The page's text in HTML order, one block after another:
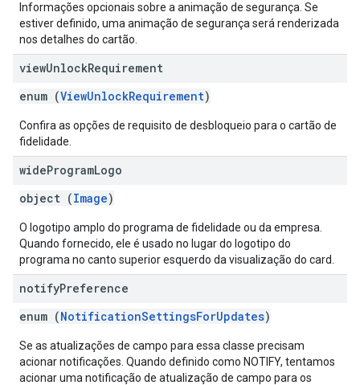
Informações opcionais sobre a animação de segurança. Se
estiver definido, uma animação de segurança será renderizada
nos detalhes do cartão.
viewUnlockRequirement
enum (ViewUnlockRequirement)
Confira as opções de requisito de desbloqueio para o cartão de
fidelidade.
wideProgramLogo
object (Image)
O logotipo amplo do programa de fidelidade ou da empresa.
Quando fornecido, ele é usado no lugar do logotipo do
programa no canto superior esquerdo da visualização do card.
notifyPreference
enum (NotificationSettingsForUpdates)
Se as atualizações de campo para essa classe precisam
acionar notificações. Quando definido como NOTIFY, tentamos
acionar uma notificação de atualização de campo para os